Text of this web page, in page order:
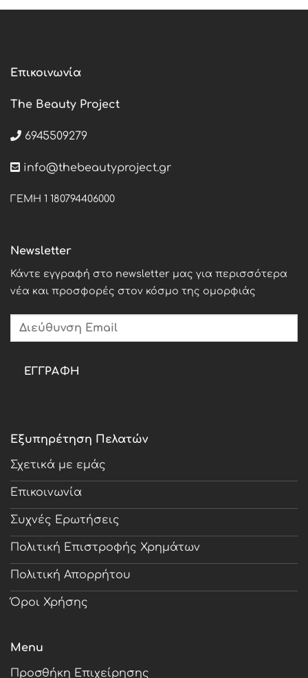
Επικοινωνία
The Beauty Project
6945509279
info@thebeautyproject.gr
ΓΕΜΗ 1 180794406000
Εξυπηρέτηση Πελατών
Σχετικά με εμάς
Επικοινωνία
Συχνές Ερωτήσεις
Πολιτική Επιστροφής Χρημάτων
Πολιτική Απορρήτου
Όροι Χρήσης
Menu
Προσθήκη Επιχείρησης
Newsletter
Κάντε εγγραφή στο newsletter μας για περισσότερα
νέα και προσφορές στον κόσμο της ομορφιάς